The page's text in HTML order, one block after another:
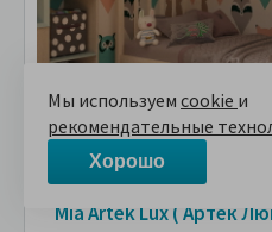
Двухъярусная кровать
Mia Artek Lux ( Артек
Мы используем cookie и
рекомендательные
Хорошо